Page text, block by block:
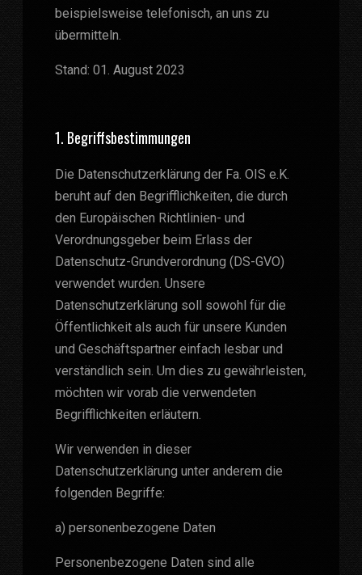
beispielsweise telefonisch, an uns zu
übermitteln.
Stand: 01. August 2023
1. Begriffsbestimmungen
Die Datenschutzerklärung der Fa. OIS e.K.
beruht auf den Begrifflichkeiten, die durch
den Europäischen Richtlinien- und
Verordnungsgeber beim Erlass der
Datenschutz-Grundverordnung (DS-GVO)
verwendet wurden. Unsere
Datenschutzerklärung soll sowohl für die
Öffentlichkeit als auch für unsere Kunden
und Geschäftspartner einfach lesbar und
verständlich sein. Um dies zu gewährleisten,
möchten wir vorab die verwendeten
Begrifflichkeiten erläutern.
Wir verwenden in dieser
Datenschutzerklärung unter anderem die
folgenden Begriffe:
a) personenbezogene Daten
Personenbezogene Daten sind alle